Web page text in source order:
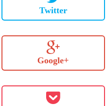
Twitter
Google+